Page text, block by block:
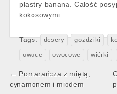
plastry banana. Całość
kokosowymi.
Tags: desery goździki
owoce owocowe wiórki
Post
navigation
← Pomarańcza z miętą,
cynamonem i miodem